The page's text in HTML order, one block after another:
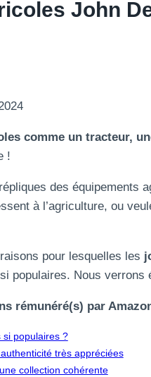
John
comme un tracteur,
!
des équipements
à l’agriculture, ou
pour lesquelles les
populaires. Nous
rémunéré(s) par
si populaires ?
très appréciées
collection cohérente